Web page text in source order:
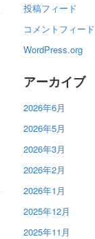
投稿フィード
コメントフィード
WordPress.org
アーカイブ
2026年6月
2026年5月
2026年3月
2026年2月
2026年1月
2025年12月
2025年11月